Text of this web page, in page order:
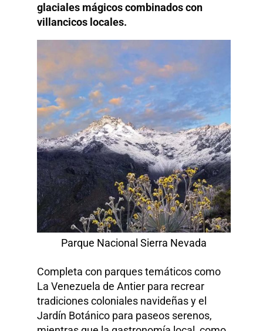
glaciales mágicos combinados con
villancicos locales.
Parque Nacional Sierra Nevada
Completa con parques temáticos como
La Venezuela de Antier para recrear
tradiciones coloniales navideñas y el
Jardín Botánico para paseos serenos,